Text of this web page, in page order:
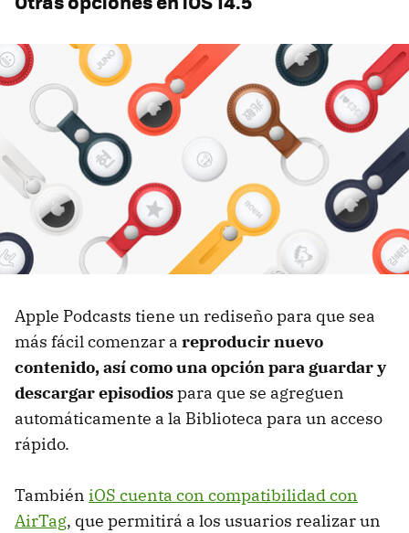
Apple Podcasts tiene un rediseño para que sea
más fácil comenzar a reproducir nuevo
contenido, así como una opción para guardar y
descargar episodiospara que se agreguen
automáticamente a la Biblioteca para un acceso
rápido.
También iOS cuenta con compatibilidad con
AirTag, que permitirá a los usuarios realizar un